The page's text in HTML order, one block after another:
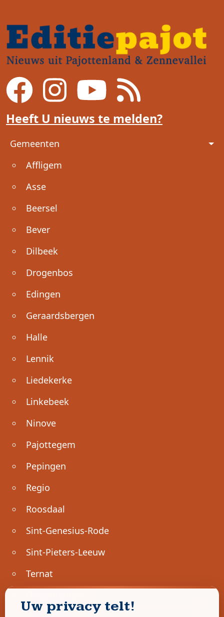
Heeft U nieuws te melden?
Voet
Gemeenten
Affligem
Asse
Beersel
Bever
Dilbeek
Drogenbos
Edingen
Geraardsbergen
Halle
Lennik
Liedekerke
Linkebeek
Ninove
Pajottegem
Pepingen
Regio
Roosdaal
Sint-Genesius-Rode
Sint-Pieters-Leeuw
Ternat
Uw privacy telt!